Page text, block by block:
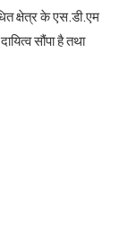
क्षेत्र के एस.डी.एम
सौंपा है तथा